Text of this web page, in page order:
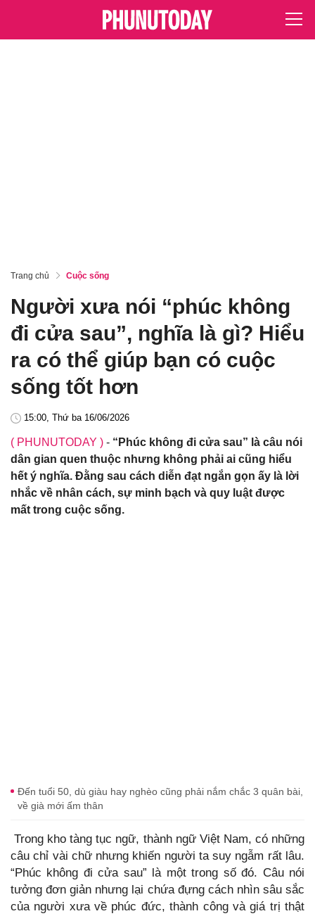
Trang chủ Cuộc sống
Người xưa nói “phúc không
đi cửa sau”, nghĩa là gì? Hiểu
ra có thể giúp bạn có cuộc
sống tốt hơn
15:00, Thứ ba 16/06/2026
( PHUNUTODAY ) - “Phúc không đi cửa sau” là câu nói
dân gian quen thuộc nhưng không phải ai cũng hiểu
hết ý nghĩa. Đằng sau cách diễn đạt ngắn gọn ấy là lời
nhắc về nhân cách, sự minh bạch và quy luật được
mất trong cuộc sống.
Đến tuổi 50, dù giàu hay nghèo cũng phải nắm chắc 3 quân bài,
về già mới ấm thân
Trong kho tàng tục ngữ, thành ngữ Việt Nam, có những
câu chỉ vài chữ nhưng khiến người ta suy ngẫm rất lâu.
“Phúc không đi cửa sau” là một trong số đó. Câu nói
tưởng đơn giản nhưng lại chứa đựng cách nhìn sâu sắc
của người xưa về phúc đức, thành công và giá trị thật